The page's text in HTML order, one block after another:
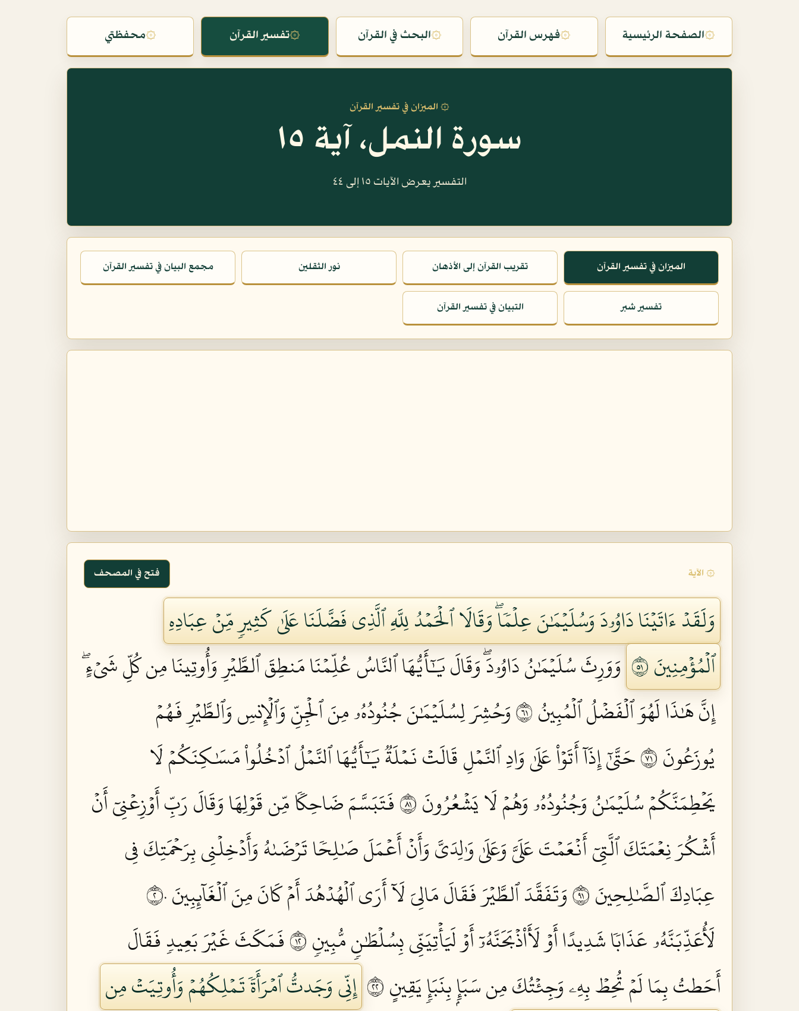
۞الصفحة الرئيسية ۞فهرس القرآن ۞البحث في القرآن ۞تفسير القرآن ۞محفظتي
۞ الميزان في تفسير القرآن
سورة النمل، آية ١٥
التفسير يعرض الآيات ١٥ إلى ٤٤
الميزان في تفسير القرآن تقريب القرآن إلى الأذهان نور الثقلين مجمع البيان في تفسير القرآن
تفسير شبر التبيان في تفسير القرآن
۞ الآية فتح في المصحف
وَلَقَدۡ ءَاتَيۡنَا دَاوُۥدَ وَسُلَيۡمَٰنَ عِلۡمٗاۖ وَقَالَا ٱلۡحَمۡدُ لِلَّهِ ٱلَّذِي فَضَّلَنَا عَلَىٰ كَثِيرٖ مِّنۡ عِبَادِهِ
ٱلۡمُؤۡمِنِينَ ١٥
وَوَرِثَ سُلَيۡمَٰنُ دَاوُۥدَۖ وَقَالَ يَٰٓأَيُّهَا ٱلنَّاسُ عُلِّمۡنَا مَنطِقَ ٱلطَّيۡرِ وَأُوتِينَا مِن كُلِّ شَيۡءٍۖ
إِنَّ هَٰذَا لَهُوَ ٱلۡفَضۡلُ ٱلۡمُبِينُ ١٦
وَحُشِرَ لِسُلَيۡمَٰنَ جُنُودُهُۥ مِنَ ٱلۡجِنِّ وَٱلۡإِنسِ وَٱلطَّيۡرِ فَهُمۡ
يُوزَعُونَ ١٧
حَتَّىٰٓ إِذَآ أَتَوۡاْ عَلَىٰ وَادِ ٱلنَّمۡلِ قَالَتۡ نَمۡلَةٞ يَٰٓأَيُّهَا ٱلنَّمۡلُ ٱدۡخُلُواْ مَسَٰكِنَكُمۡ لَا
يَحۡطِمَنَّكُمۡ سُلَيۡمَٰنُ وَجُنُودُهُۥ وَهُمۡ لَا يَشۡعُرُونَ ١٨
فَتَبَسَّمَ ضَاحِكٗا مِّن قَوۡلِهَا وَقَالَ رَبِّ أَوۡزِعۡنِيٓ أَنۡ
أَشۡكُرَ نِعۡمَتَكَ ٱلَّتِيٓ أَنۡعَمۡتَ عَلَيَّ وَعَلَىٰ وَٰلِدَيَّ وَأَنۡ أَعۡمَلَ صَٰلِحٗا تَرۡضَىٰهُ وَأَدۡخِلۡنِي بِرَحۡمَتِكَ فِي
عِبَادِكَ ٱلصَّٰلِحِينَ ١٩
وَتَفَقَّدَ ٱلطَّيۡرَ فَقَالَ مَالِيَ لَآ أَرَى ٱلۡهُدۡهُدَ أَمۡ كَانَ مِنَ ٱلۡغَآئِبِينَ ٢٠
لَأُعَذِّبَنَّهُۥ عَذَابٗا شَدِيدًا أَوۡ لَأَاْذۡبَحَنَّهُۥٓ أَوۡ لَيَأۡتِيَنِّي بِسُلۡطَٰنٖ مُّبِينٖ ٢١
فَمَكَثَ غَيۡرَ بَعِيدٖ فَقَالَ
أَحَطتُ بِمَا لَمۡ تُحِطۡ بِهِۦ وَجِئۡتُكَ مِن سَبَإِۭ بِنَبَإٖ يَقِينٍ ٢٢
إِنِّي وَجَدتُّ ٱمۡرَأَةٗ تَمۡلِكُهُمۡ وَأُوتِيَتۡ مِن